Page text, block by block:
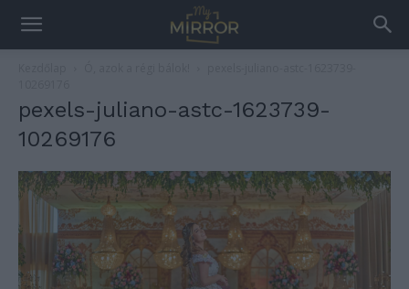
pexels-juliano-astc-1623739-
10269176